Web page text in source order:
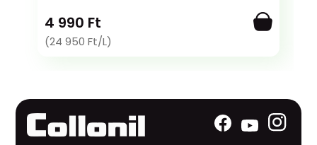
4 990 Ft
(24 950 Ft/L)